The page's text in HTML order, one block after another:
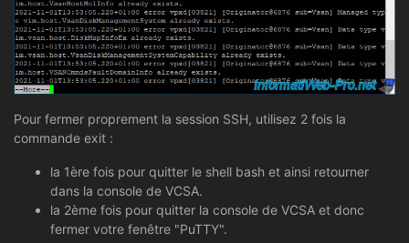
Pour fermer proprement la session SSH, utilisez 2 fois la
commande exit :
la 1ère fois pour quitter le shell bash et ainsi retourner
dans la console de VCSA.
la 2ème fois pour quitter la console de VCSA et donc
fermer votre fenêtre "PuTTY".